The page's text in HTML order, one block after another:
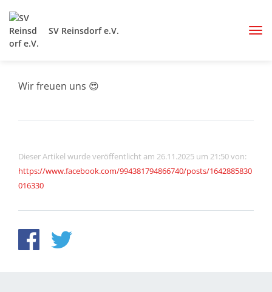
SV Reinsdorf e.V.
Wir freuen uns 😍
Dieser Artikel wurde veröffentlicht am 26.11.2025 um 21:50 von:
https://www.facebook.com/994381794866740/posts/1642885830
016330